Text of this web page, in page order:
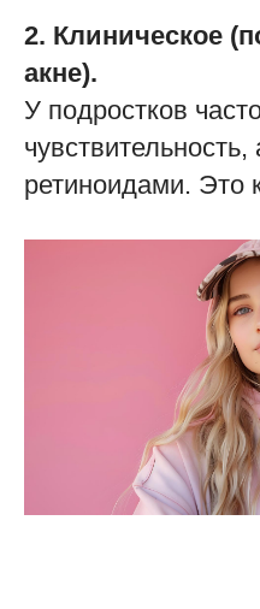
2. Клиническое
акне).
У подростков
ретиноидами. Это